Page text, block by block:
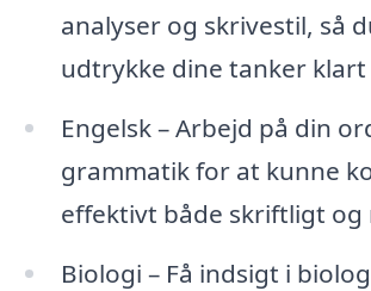
analyser og skrivestil, så
udtrykke dine tanker
Engelsk – Arbejd på din
grammatik for at kunne
effektivt både skriftligt
Biologi – Få indsigt i